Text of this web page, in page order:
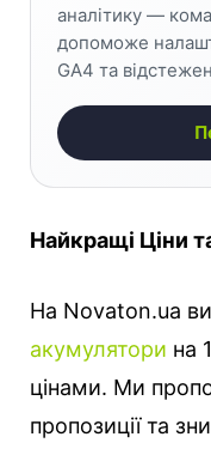
аналітику —
допоможе
GA4 та
Найкращі Ціни
На Novaton.ua
акумулятори на
цінами. Ми
пропозиції та